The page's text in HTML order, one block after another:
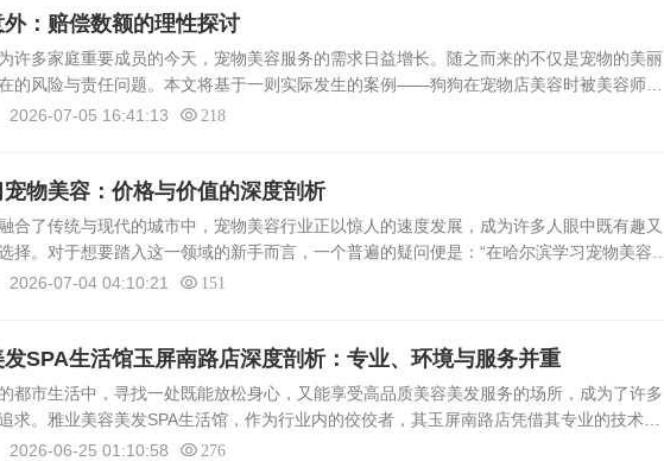
：赔偿数额的理性探讨
多家庭重要成员的今天，宠物美容服务的需求日益增长。随之而来的不仅是宠物的美丽
的风险与责任问题。本文将基于一则实际发生的案例——狗狗在宠物店美容时被美容师不
讨此类事件中涉及的赔偿问题，旨在为宠物主人和宠物服务行业提供参考与指导。案例背
2026-07-05 16:41:13 218
物美容：价格与价值的深度剖析
合了传统与现代的城市中，宠物美容行业正以惊人的速度发展，成为许多人眼中既有趣又
择。对于想要踏入这一领域的新手而言，一个普遍的疑问便是：“在哈尔滨学习宠物美容贵
实际调研与数据分析，为您揭开这一问题的真相，同时探讨其背后的价值与意义。学习宠
2026-07-04 04:10:21 151
SPA生活馆玉屏南路店深度剖析：专业、环境与服务并重
市生活中，寻找一处既能放松身心，又能享受高品质美容美发服务的场所，成为了许多
求。雅业美容美发SPA生活馆，作为行业内的佼佼者，其玉屏南路店凭借其专业的技术团
环境以及周到的服务体验，在众多同类店铺中脱颖而出。本文将通过实际体验与数据支
2026-06-25 01:10:58 276